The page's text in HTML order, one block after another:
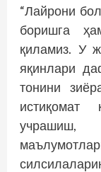
“Лайрони
боришга
қиламиз. У
яқинлари
тонини
истиқомат
учрашиш,